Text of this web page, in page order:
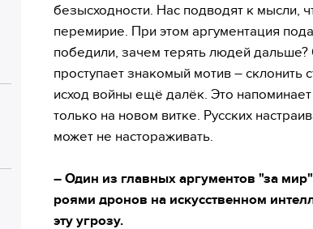
безысходности. Нас подводят к мысли,
перемирие. При этом аргументация
победили, зачем терять людей дальше?
проступает знакомый мотив – склонить
исход войны ещё далёк. Это
только на новом витке. Русских
может не настораживать.
– Один из главных аргументов "за
роями дронов на искусственном
эту угрозу.